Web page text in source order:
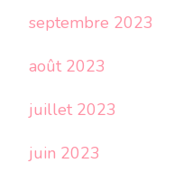
septembre 2023
août 2023
juillet 2023
juin 2023